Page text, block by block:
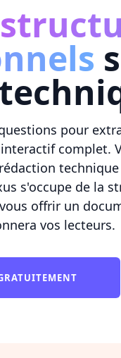
pour
complet.
s'occupe de la
offrir un
vos lecteurs.